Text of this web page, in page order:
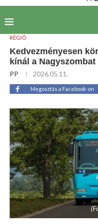
RÉGIÓ
Kedvezményesen
kínál a
PP 2026.05.11.
Megosztás a Facebook-on